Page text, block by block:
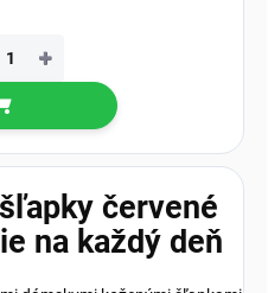
+
červené
na každý deň